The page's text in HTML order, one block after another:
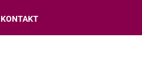
KONTAKT